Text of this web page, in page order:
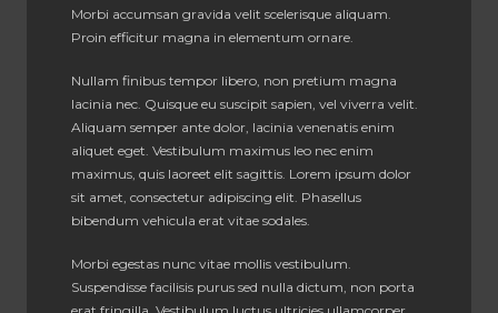
Morbi accumsan gravida velit scelerisque aliquam.
Proin efficitur magna in elementum ornare.
Nullam finibus tempor libero, non pretium magna
lacinia nec. Quisque eu suscipit sapien, vel viverra velit.
Aliquam semper ante dolor, lacinia venenatis enim
aliquet eget. Vestibulum maximus leo nec enim
maximus, quis laoreet elit sagittis. Lorem ipsum dolor
sit amet, consectetur adipiscing elit. Phasellus
bibendum vehicula erat vitae sodales.
Morbi egestas nunc vitae mollis vestibulum.
Suspendisse facilisis purus sed nulla dictum, non porta